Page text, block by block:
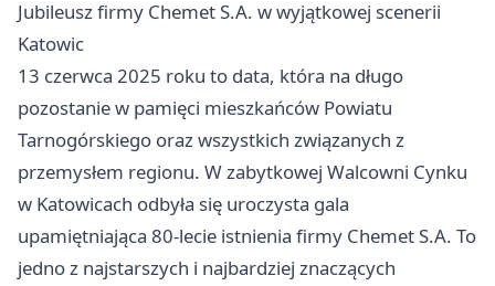
Jubileusz firmy Chemet S.A. w wyjątkowej scenerii
Katowic
13 czerwca 2025 roku to data, która na długo
pozostanie w pamięci mieszkańców Powiatu
Tarnogórskiego oraz wszystkich związanych z
przemysłem regionu. W zabytkowej Walcowni Cynku
w Katowicach odbyła się uroczysta gala
upamiętniająca 80-lecie istnienia firmy Chemet S.A. To
jedno z najstarszych i najbardziej znaczących